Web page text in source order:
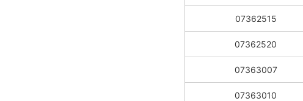
07362515
07362520
07363007
07363010